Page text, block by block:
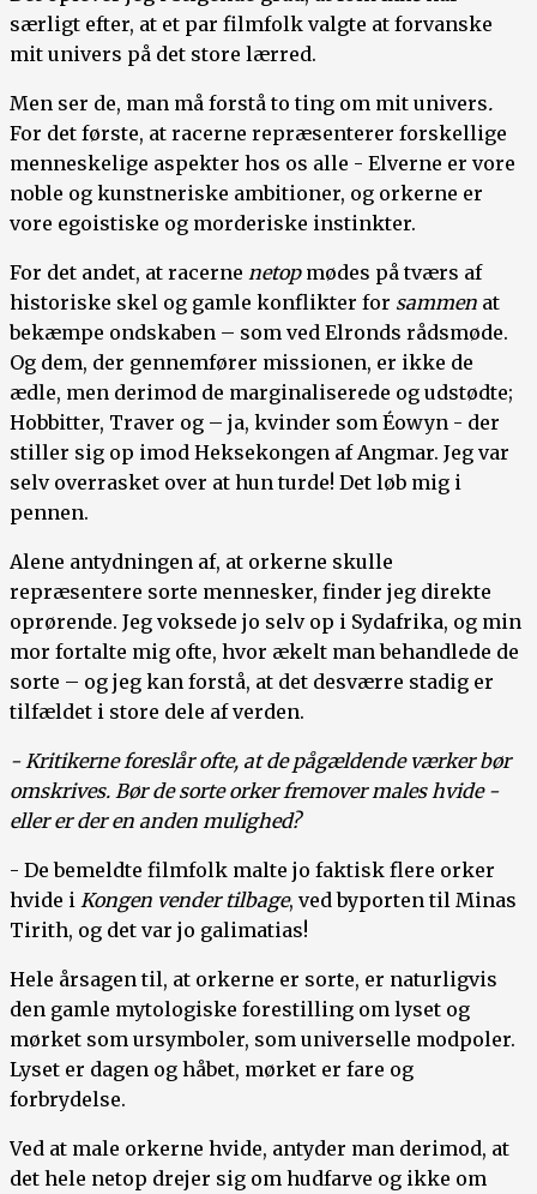
særligt efter, at et par filmfolk valgte at forvanske
mit univers på det store lærred.
Men ser de, man må forstå to ting om mit univers.
For det første, at racerne repræsenterer forskellige
menneskelige aspekter hos os alle - Elverne er vore
noble og kunstneriske ambitioner, og orkerne er
vore egoistiske og morderiske instinkter.
For det andet, at racerne netopmødes på tværs af
historiske skel og gamle konflikter for sammen at
bekæmpe ondskaben – som ved Elronds rådsmøde.
Og dem, der gennemfører missionen, er ikke de
ædle, men derimod de marginaliserede og udstødte;
Hobbitter, Traver og – ja, kvinder som Éowyn - der
stiller sig op imod Heksekongen af Angmar. Jeg var
selv overrasket over at hun turde! Det løb mig i
pennen.
Alene antydningen af, at orkerne skulle
repræsentere sorte mennesker, finder jeg direkte
oprørende. Jeg voksede jo selv op i Sydafrika, og min
mor fortalte mig ofte, hvor ækelt man behandlede de
sorte – og jeg kan forstå, at det desværre stadig er
tilfældet i store dele af verden.
- Kritikerne foreslår ofte, at de pågældende værker bør
omskrives. Bør de sorte orker fremover males hvide -
eller er der en anden mulighed?
- De bemeldte filmfolk malte jo faktisk flere orker
hvide i Kongen vender tilbage, ved byporten til Minas
Tirith, og det var jo galimatias!
Hele årsagen til, at orkerne er sorte, er naturligvis
den gamle mytologiske forestilling om lyset og
mørket som ursymboler, som universelle modpoler.
Lyset er dagen og håbet, mørket er fare og
forbrydelse.
Ved at male orkerne hvide, antyder man derimod, at
det hele netop drejer sig om hudfarve og ikke om